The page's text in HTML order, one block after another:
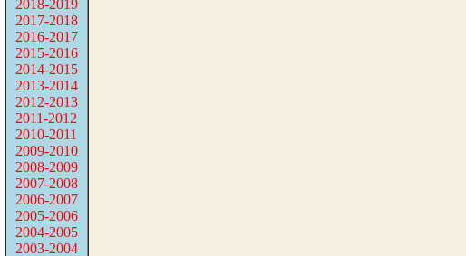
2018-2019
2017-2018
2016-2017
2015-2016
2014-2015
2013-2014
2012-2013
2011-2012
2010-2011
2009-2010
2008-2009
2007-2008
2006-2007
2005-2006
2004-2005
2003-2004